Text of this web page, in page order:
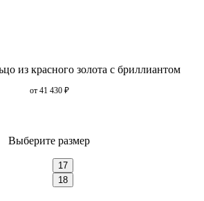
из красного золота с бриллиантом
от 41 430 ₽
Выберите размер
17
18